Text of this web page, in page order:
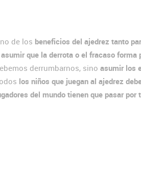
de los beneficios del ajedrez tanto
asumir que la derrota o el fracaso forma
derrumbarnos, sino asumir los
los niños que juegan al ajedrez
del mundo tienen que pasar